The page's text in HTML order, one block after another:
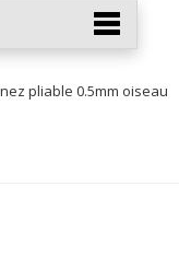
pliable 0.5mm oiseau